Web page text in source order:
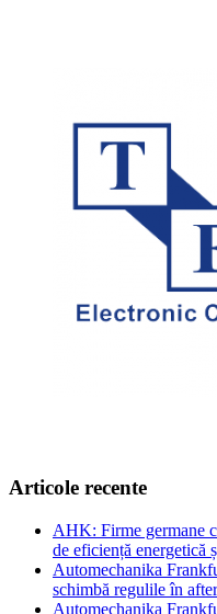
Articole recente
AHK: Firme germane
de eficiență energetică
Automechanika
schimbă regulile în
Automechanika